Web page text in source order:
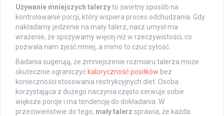
Używanie mniejszych talerzyto świetny sposób na
kontrolowanie porcji, który wspiera proces odchudzania. Gdy
nakładamy jedzenie na mały talerz, nasz umysł ma
wrażenie, że spożywamy więcej niż w rzeczywistości, co
pozwala nam zjeść mniej, a mimo to czuć sytość.
Badania sugerują, że zmniejszenie rozmiaru talerza może
skutecznie ograniczyć kaloryczność posiłków bez
konieczności stosowania restrykcyjnych diet. Osoba
korzystająca z dużego naczynia często serwuje sobie
większe porcje i ma tendencję do dokładania. W
przeciwieństwie do tego, mały talerz sprawia, że każda